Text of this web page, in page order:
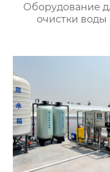
Оборудование
очистки воды